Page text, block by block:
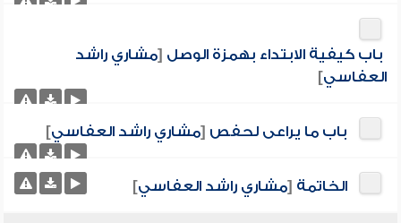
باب كيفية الابتداء بهمزة الوصل [مشاري راشد
العفاسي]
باب ما يراعى لحفص [مشاري راشد العفاسي]
الخاتمة [مشاري راشد العفاسي]